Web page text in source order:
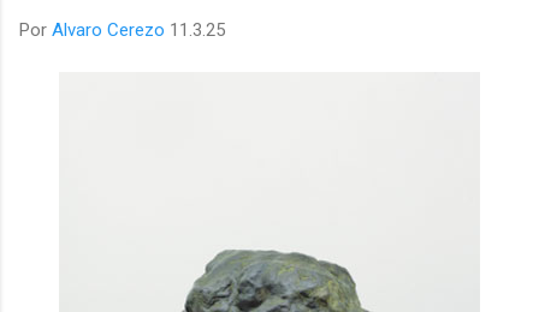
Por Alvaro Cerezo 11.3.25